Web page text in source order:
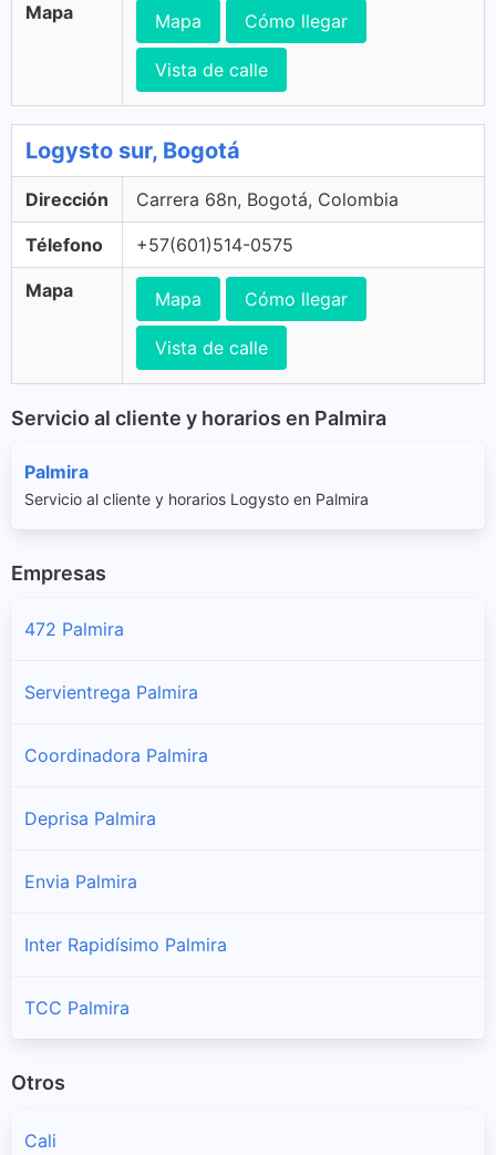
Mapa Mapa Cómo llegar
Vista de calle
Logysto sur, Bogotá
Dirección Carrera 68n, Bogotá, Colombia
Télefono +57(601)514-0575
Mapa Mapa Cómo llegar
Vista de calle
Servicio al cliente y horarios en Palmira
Palmira
Servicio al cliente y horarios Logysto en Palmira
Empresas
472 Palmira
Servientrega Palmira
Coordinadora Palmira
Deprisa Palmira
Envia Palmira
Inter Rapidísimo Palmira
TCC Palmira
Otros
Cali